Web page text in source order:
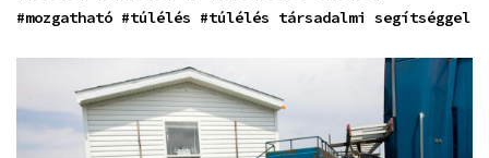
#mozgatható #túlélés #túlélés társadalmi segítséggel